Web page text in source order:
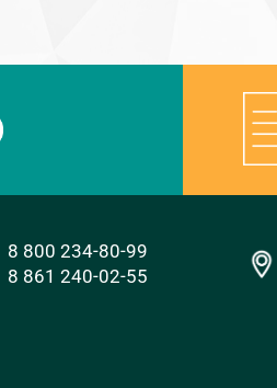
8 800 234-80-99
8 861 240-02-55